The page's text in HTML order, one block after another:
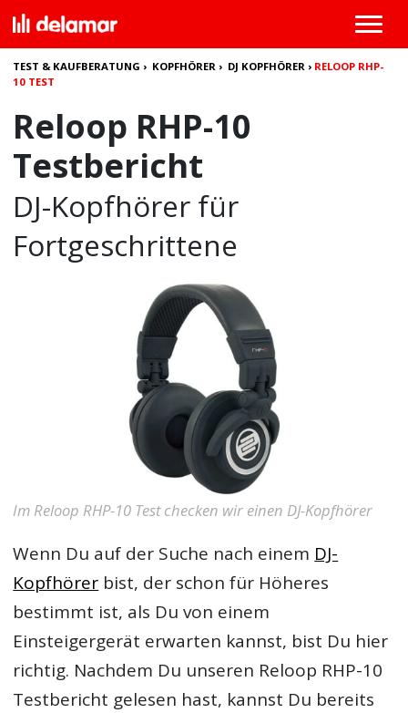
TEST & KAUFBERATUNG › KOPFHÖRER › DJ KOPFHÖRER › RELOOP RHP-
10 TEST
Reloop RHP-10
Testbericht
DJ-Kopfhörer für
Fortgeschrittene
Im Reloop RHP-10 Test checken wir einen DJ-Kopfhörer
Wenn Du auf der Suche nach einem DJ-
Kopfhörer bist, der schon für Höheres
bestimmt ist, als Du von einem
Einsteigergerät erwarten kannst, bist Du hier
richtig. Nachdem Du unseren Reloop RHP-10
Testbericht gelesen hast, kannst Du bereits